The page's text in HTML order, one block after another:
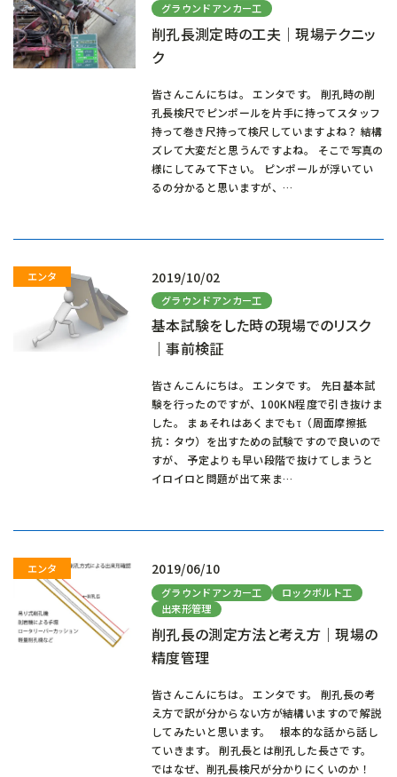
グラウンドアンカー工
削孔長測定時の工夫｜現場テクニッ
ク
皆さんこんにちは。 エンタです。 削孔時の削
孔長検尺でピンポールを片手に持ってスタッフ
持って巻き尺持って検尺していますよね？ 結構
ズレて大変だと思うんですよね。 そこで写真の
様にしてみて下さい。 ピンポールが浮いてい
るの分かると思いますが、…
2019/10/02
グラウンドアンカー工
基本試験をした時の現場でのリスク
｜事前検証
皆さんこんにちは。 エンタです。 先日基本試
験を行ったのですが、100KN程度で引き抜けま
した。 まぁそれはあくまでもτ（周面摩擦抵
抗：タウ）を出すための試験ですので良いので
すが、 予定よりも早い段階で抜けてしまうと
イロイロと問題が出て来ま…
2019/06/10
グラウンドアンカー工
ロックボルト工
出来形管理
削孔長の測定方法と考え方｜現場の
精度管理
皆さんこんにちは。 エンタです。 削孔長の考
え方で訳が分からない方が結構いますので解説
してみたいと思います。 根本的な話から話し
ていきます。 削孔長とは削孔した長さです。
ではなぜ、削孔長検尺が分かりにくいのか！